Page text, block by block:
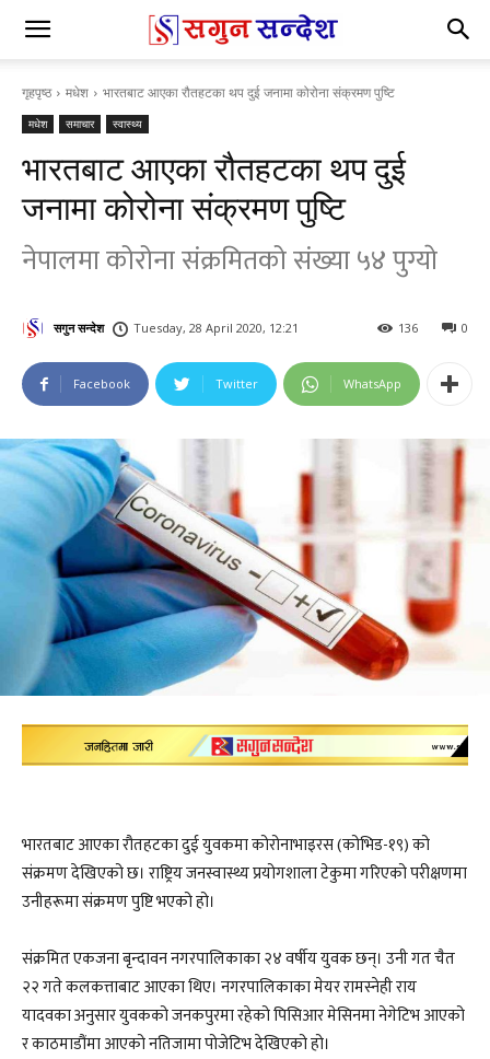
गृहपृष्ठ मधेश भारतबाट आएका रौतहटका थप दुई जनामा कोरोना संक्रमण पुष्टि
मधेश समाचार स्वास्थ्य
भारतबाट आएका रौतहटका थप दुई
जनामा कोरोना संक्रमण पुष्टि
नेपालमा कोरोना संक्रमितको संख्या ५४ पुग्याे
सगुन सन्देश Tuesday, 28 April 2020, 12:21 0
136
Facebook Twitter WhatsApp
भारतबाट आएका रौतहटका दुई युवकमा कोरोनाभाइरस (कोभिड-१९) को
संक्रमण देखिएको छ। राष्ट्रिय जनस्वास्थ्य प्रयोगशाला टेकुमा गरिएको परीक्षणमा
उनीहरूमा संक्रमण पुष्टि भएको हो।
संक्रमित एकजना बृन्दावन नगरपालिकाका २४ वर्षीय युवक छन्। उनी गत चैत
२२ गते कलकत्ताबाट आएका थिए। नगरपालिकाका मेयर रामस्नेही राय
यादवका अनुसार युवकको जनकपुरमा रहेको पिसिआर मेसिनमा नेगेटिभ आएको
र काठमाडौंमा आएको नतिजामा पोजेटिभ देखिएको हो।